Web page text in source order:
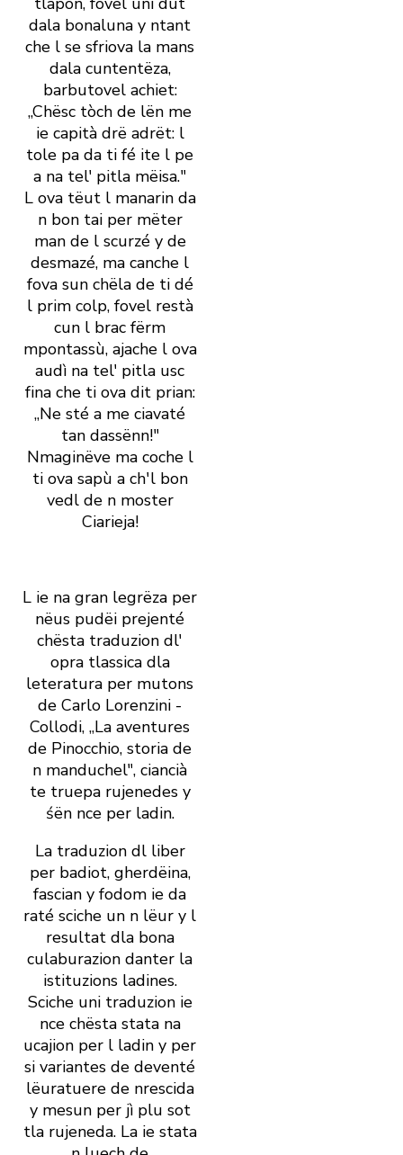
dala bonaluna y ntant
che l se sfriova la mans
dala cuntentëza,
barbutovel achiet:
„Chësc tòch de lën me
ie capità drë adrët: l
tole pa da ti fé ite l pe
a na tel' pitla mëisa."
L ova tëut l manarin da
n bon tai per mëter
man de l scurzé y de
desmazé, ma canche l
fova sun chëla de ti dé
l prim colp, fovel restà
cun l brac fërm
mpontassù, ajache l ova
audì na tel' pitla usc
fina che ti ova dit prian:
„Ne sté a me ciavaté
tan dassënn!"
Nmaginëve ma coche l
ti ova sapù a ch' l bon
vedl de n moster
Ciarieja!
L ie na gran legrëza per
nëus pudëi prejenté
chësta traduzion dl'
opra tlassica dla
leteratura per mutons
de Carlo Lorenzini -
Collodi, „La aventures
de Pinocchio, storia de
n manduchel", ciancià
te truepa rujenedes y
śën nce per ladin.
La traduzion dl liber
per badiot, gherdëina,
fascian y fodom ie da
raté sciche un n lëur y l
resultat dla bona
culaburazion danter la
istituzions ladines.
Sciche uni traduzion ie
nce chësta stata na
ucajion per l ladin y per
si variantes de deventé
lëuratuere de nrescida
y mesun per jì plu sot
tla rujeneda. La ie stata